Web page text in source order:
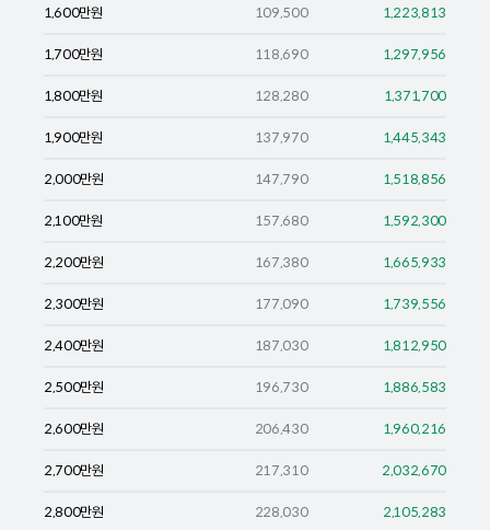
1,600만원 109,500 1,223,813
1,700만원 118,690 1,297,956
1,800만원 128,280 1,371,700
1,900만원 137,970 1,445,343
2,000만원 147,790 1,518,856
2,100만원 157,680 1,592,300
2,200만원 167,380 1,665,933
2,300만원 177,090 1,739,556
2,400만원 187,030 1,812,950
2,500만원 196,730 1,886,583
2,600만원 206,430 1,960,216
2,700만원 217,310 2,032,670
2,800만원 228,030 2,105,283